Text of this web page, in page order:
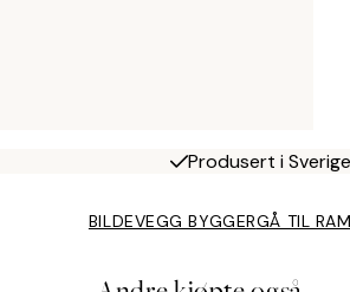
Produsert i Sverige
BILDEVEGG BYGGERGÅ TIL